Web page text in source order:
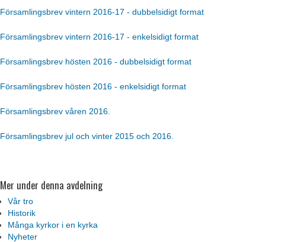
Församlingsbrev vintern 2016-17 - dubbelsidigt format
Församlingsbrev vintern 2016-17 - enkelsidigt format
Församlingsbrev hösten 2016 - dubbelsidigt format
Församlingsbrev hösten 2016 - enkelsidigt format
Församlingsbrev våren 2016.
Församlingsbrev jul och vinter 2015 och 2016.
Mer under denna avdelning
Vår tro
Historik
Många kyrkor i en kyrka
Nyheter